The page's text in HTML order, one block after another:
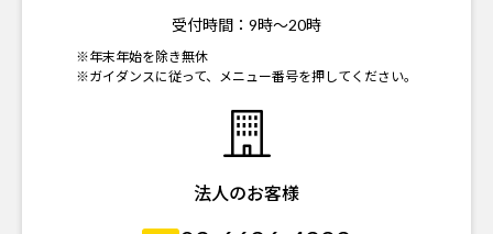
受付時間： 9時～20時
※年末年始を除き無休
※ガイダンスに従って、メニュー番号を押してください。
法人のお客様